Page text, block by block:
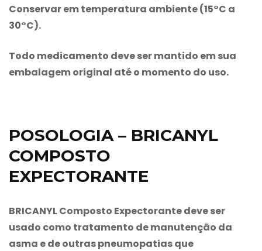
Conservar em temperatura ambiente (15°C a
30°C).
Todo medicamento deve ser mantido em sua
embalagem original até o momento do uso.
POSOLOGIA – BRICANYL
COMPOSTO
EXPECTORANTE
BRICANYL Composto Expectorantedeve ser
usado como tratamento de manutenção da
asma e de outras pneumopatias que